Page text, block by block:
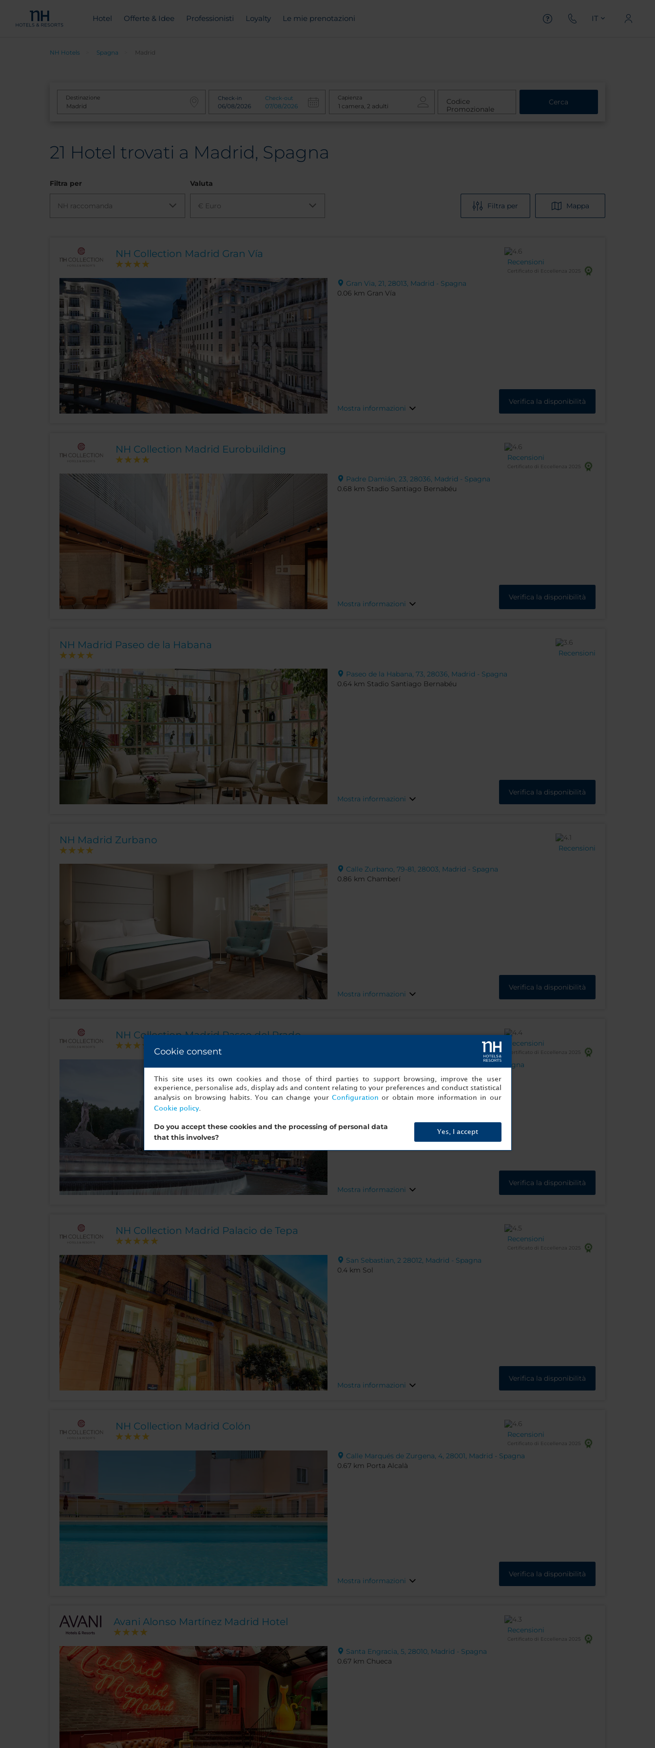
Hotel Offerte & Idee Professionisti Loyalty Le mie prenotazioni IT
NH Hotels Spagna Madrid
Destinazione Check-in Check-out Capienza
Codice
Promozionale
Cerca
21 Hotel trovati a Madrid, Spagna
Filtra per
NH raccomanda
Valuta
€ Euro Filtra per Mappa
NH Collection Madrid Gran Vía
Gran Via, 21, 28013, Madrid - Spagna
0.06 km Gran Vía
Recensioni
Certificato di Eccellenza 2025
Mostra informazioni
Verifica la disponibilità
NH Collection Madrid Eurobuilding
Padre Damián, 23, 28036, Madrid - Spagna
0.68 km Stadio Santiago Bernabéu
Recensioni
Certificato di Eccellenza 2025
Mostra informazioni
Verifica la disponibilità
NH Madrid Paseo de la Habana
Paseo de la Habana, 73, 28036, Madrid - Spagna
0.64 km Stadio Santiago Bernabéu
Recensioni
Mostra informazioni
Verifica la disponibilità
NH Madrid Zurbano
Calle Zurbano, 79-81, 28003, Madrid - Spagna
0.86 km Chamberí
Recensioni
Mostra informazioni
Verifica la disponibilità
NH Collection Madrid Paseo del Prado
Plaza Cánovas del Castillo, 4, 28014, Madrid - Spagna
0.8 km Sol
Recensioni
Certificato di Eccellenza 2025
Mostra informazioni
Verifica la disponibilità
NH Collection Madrid Palacio de Tepa
San Sebastian, 2 28012, Madrid - Spagna
0.4 km Sol
Recensioni
Certificato di Eccellenza 2025
Mostra informazioni
Verifica la disponibilità
NH Collection Madrid Colón
Calle Marqués de Zurgena, 4, 28001, Madrid - Spagna
0.67 km Porta Alcalà
Recensioni
Certificato di Eccellenza 2025
Mostra informazioni
Verifica la disponibilità
Avani Alonso Martínez Madrid Hotel
Santa Engracia, 5, 28010, Madrid - Spagna
0.67 km Chueca
Recensioni
Certificato di Eccellenza 2025
Cookie consent
This site uses its own cookies and those of third parties to support browsing, improve the user
experience, personalise ads, display ads and content relating to your preferences and conduct statistical
analysis on browsing habits. You can change your Configuration or obtain more information in our
Cookie policy.
Do you accept these cookies and the processing of personal data
that this involves?
Yes, I accept